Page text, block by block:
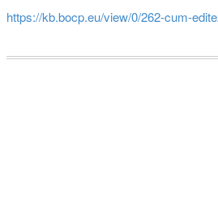
https://kb.bocp.eu/view/0/262-cum-